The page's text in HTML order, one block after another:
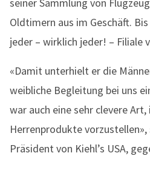
Oldtimern aus im Geschäft.
jeder – wirklich jeder! – Filiale
«Damit unterhielt er die
weibliche Begleitung bei uns
war auch eine sehr clevere Art,
Herrenprodukte
Präsident von Kiehl’s USA,